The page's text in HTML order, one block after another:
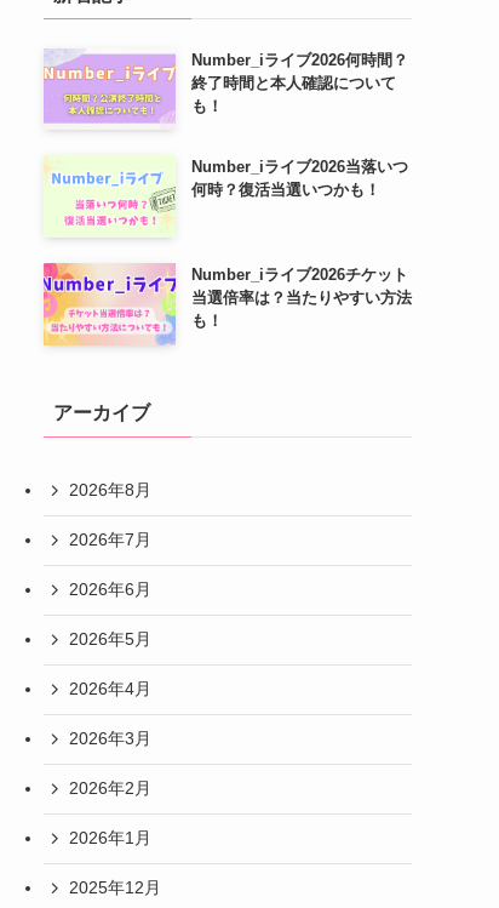
Number_iライブ2026何時間？
終了時間と本人確認について
も！
Number_iライブ2026当落いつ
何時？復活当選いつかも！
Number_iライブ2026チケット
当選倍率は？当たりやすい方法
も！
アーカイブ
2026年8月
2026年7月
2026年6月
2026年5月
2026年4月
2026年3月
2026年2月
2026年1月
2025年12月